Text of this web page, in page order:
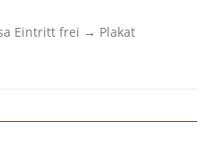
Eintritt frei → Plakat